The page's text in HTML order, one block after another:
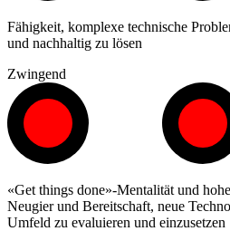
Fähigkeit, komplexe technische
und nachhaltig zu lösen
Zwingend
«Get things done»-Mentalität und
Neugier und Bereitschaft, neue
Umfeld zu evaluieren und einzusetzen